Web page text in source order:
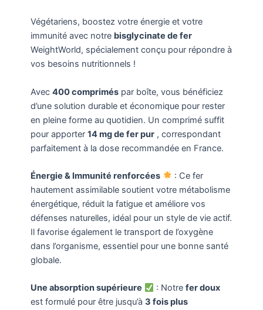
Végétariens, boostez votre énergie et votre
immunité avec notre bisglycinate de fer
WeightWorld, spécialement conçu pour répondre à
vos besoins nutritionnels !
Avec 400 compriméspar boîte, vous bénéficiez
d’une solution durable et économique pour rester
en pleine forme au quotidien. Un comprimé suffit
pour apporter 14 mg de fer pur, correspondant
parfaitement à la dose recommandée en France.
Énergie & Immunité renforcées
: Ce fer
hautement assimilable soutient votre métabolisme
énergétique, réduit la fatigue et améliore vos
défenses naturelles, idéal pour un style de vie actif.
Il favorise également le transport de l’oxygène
dans l’organisme, essentiel pour une bonne santé
globale.
Une absorption supérieure : Notrefer doux
est formulé pour être jusqu’à 3 fois plus